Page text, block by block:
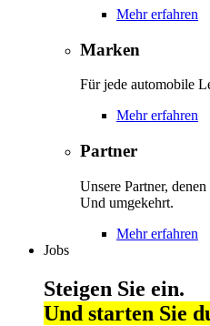
Mehr erfahren
Marken
Für jede automobile
Mehr erfahren
Partner
Unsere Partner,
Und umgekehrt.
Mehr erfahren
Jobs
Steigen Sie ein.
Und starten Sie